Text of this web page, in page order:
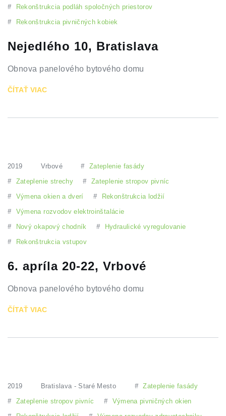
#
Rekonštrukcia podláh spoločných priestorov
#
Rekonštrukcia pivničných kobiek
Nejedlého 10, Bratislava
Obnova panelového bytového domu
ČÍTAŤ VIAC
2019 Vrbové #
Zateplenie fasády
#
Zateplenie strechy #
Zateplenie stropov pivníc
#
Výmena okien a dverí #
Rekonštrukcia lodžií
#
Výmena rozvodov elektroinštalácie
#
Nový okapový chodník #
Hydraulické vyregulovanie
#
Rekonštrukcia vstupov
6. apríla 20-22, Vrbové
Obnova panelového bytového domu
ČÍTAŤ VIAC
2019 Bratislava - Staré Mesto #
Zateplenie fasády
#
Zateplenie stropov pivníc #
Výmena pivničných okien